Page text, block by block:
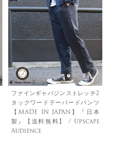
ファインギャバジンストレッチ2
タックワードテーパードパンツ
【MADE IN JAPAN】『日本
製』【送料無料】 / Upscape
Audience